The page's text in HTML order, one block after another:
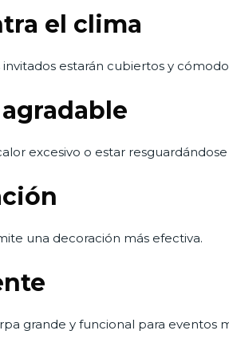
el clima
estarán cubiertos y
excesivo o estar
una decoración más efectiva.
grande y funcional para eventos